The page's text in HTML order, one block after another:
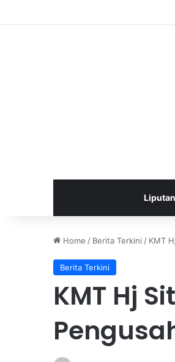
Liputan
Home / Berita Terkini / KMT
Berita Terkini
KMT Hj